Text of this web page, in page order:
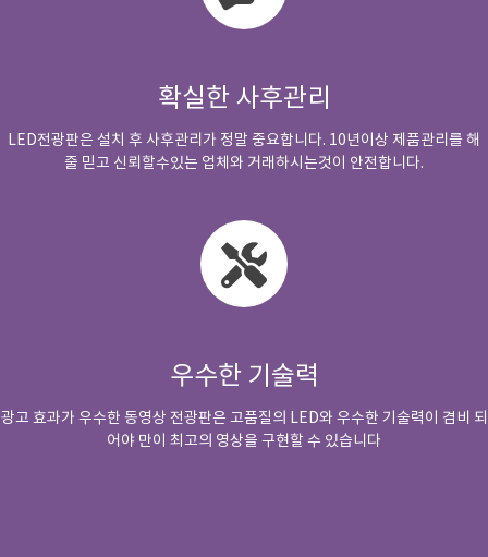
확실한 사후관리
LED전광판은 설치 후 사후관리가 정말 중요합니다. 10년이상 제품관리를 해
줄 믿고 신뢰할수있는 업체와 거래하시는것이 안전합니다.
우수한 기술력
광고 효과가 우수한 동영상 전광판은 고품질의 LED와 우수한 기술력이 겸비 되
어야 만이 최고의 영상을 구현할 수 있습니다